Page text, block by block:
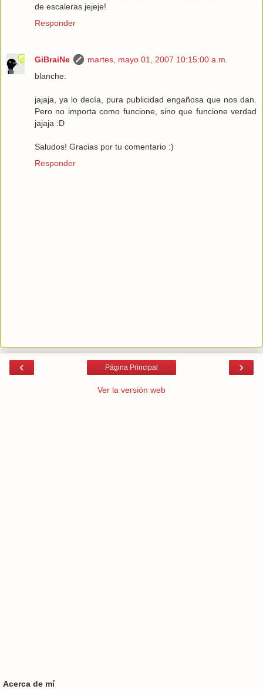
de escaleras jejeje!
Responder
GiBraiNe
martes, mayo 01, 2007 10:15:00 a.m.
blanche:
jajaja, ya lo decía, pura publicidad engañosa que nos dan.
Pero no importa como funcione, sino que funcione verdad
jajaja :D
Saludos! Gracias por tu comentario :)
Responder
‹ ›
Página Principal
Ver la versión web
Acerca de mí